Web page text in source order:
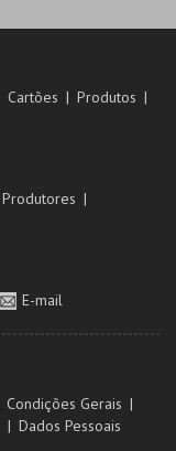
Cartões
Produtos
Produtores
E-mail
Condições Gerais
Dados Pessoais